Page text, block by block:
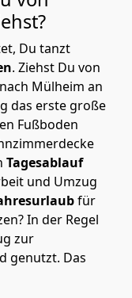
Du tanzt
. Ziehst Du von
Mülheim an
das erste große
Fußboden
Tagesablauf
und Umzug
für
In der Regel
zur
genutzt. Das